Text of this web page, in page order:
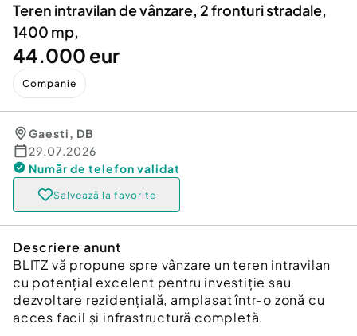
Teren intravilan de vânzare, 2 fronturi stradale,
1400 mp,
44.000 eur
Companie
Gaesti, DB
29.07.2026
Număr de telefon validat
Salvează la favorite
Descriere anunt
BLITZ vă propune spre vânzare un teren intravilan
cu potențial excelent pentru investiție sau
dezvoltare rezidențială, amplasat într-o zonă cu
acces facil și infrastructură completă.